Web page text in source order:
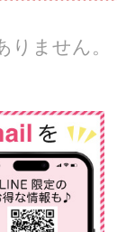
ません。